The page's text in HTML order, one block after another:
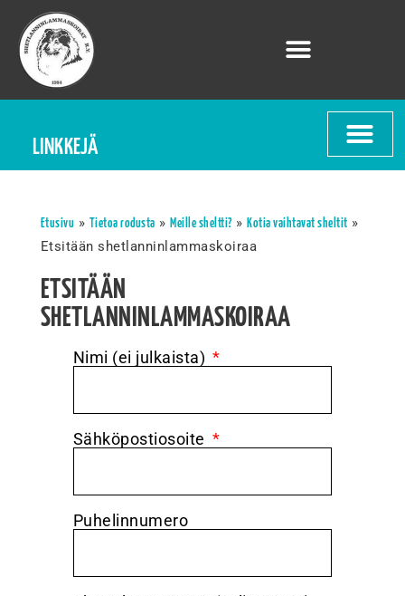
Etusivu » Tietoa rodusta »Meille sheltti?»Kotia vaihtavat sheltit »
Etsitään shetlanninlammaskoiraa
ETSITÄÄN
SHETLANNINLAMMASKOIRAA
Nimi (ei julkaista)
Sähköpostiosoite
Puhelinnumero
LINKKEJÄ